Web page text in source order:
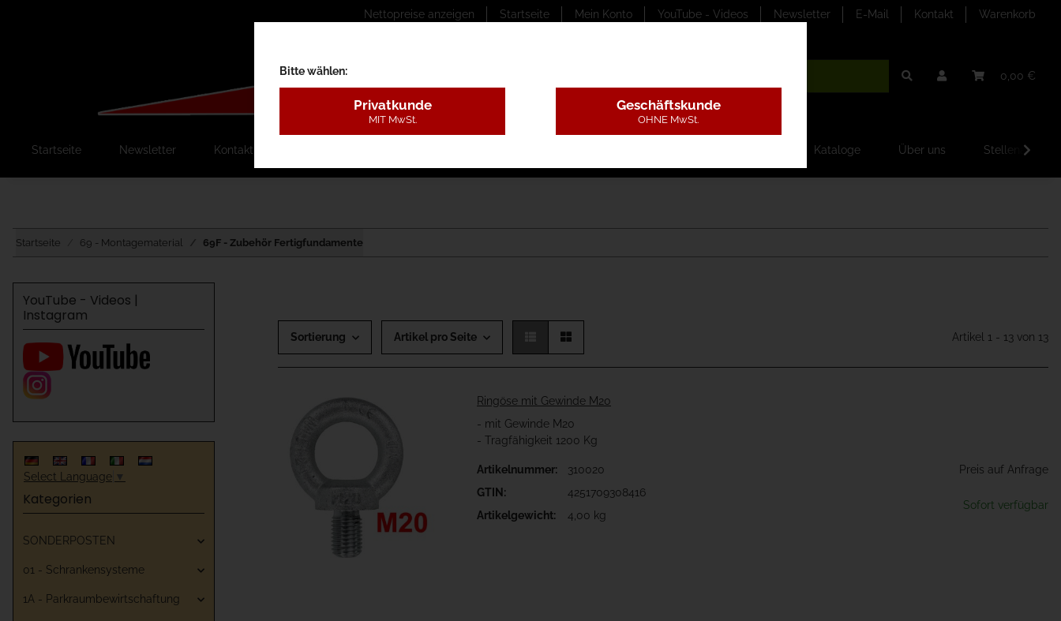
Nettopreise anzeigen Startseite Mein Konto YouTube - Videos Newsletter E-Mail Kontakt Warenkorb
0,00 €
Startseite Newsletter Kontakt Kataloge Über uns
Startseite 69 - Montagematerial 69F - Zubehör Fertigfundamente
Sortierung Artikel pro Seite Artikel 1 - 13 von 13
Ringöse mit Gewinde M20
- mit Gewinde M20
- Tragfähigkeit 1200 Kg
Artikelnummer:
310020
GTIN:
4251709308416
Artikelgewicht:
4,00 kg
Preis auf Anfrage
Sofort verfügbar
YouTube - Videos |
Instagram
Select Language ▼
Kategorien
SONDERPOSTEN
01 - Schrankensysteme
1A - Parkraumbewirtschaftung
Bitte wählen:
Privatkunde
MIT MwSt.
Geschäftskunde
OHNE MwSt.